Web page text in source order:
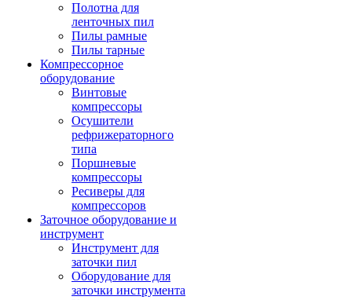
Полотна для
ленточных пил
Пилы рамные
Пилы тарные
Компрессорное
оборудование
Винтовые
компрессоры
Осушители
рефрижераторного
типа
Поршневые
компрессоры
Ресиверы для
компрессоров
Заточное оборудование и
инструмент
Инструмент для
заточки пил
Оборудование для
заточки инструмента